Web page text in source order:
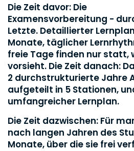
Die Zeit davor: Die
Examensvorbereitung -
Letzte. Detaillierter
Monate, täglicher
freie Tage finden nur statt,
vorsieht. Die Zeit danach:
2 durchstrukturierte Jahre
aufgeteilt in 5 Stationen,
umfangreicher Lernplan.
Die Zeit dazwischen: Für
nach langen Jahren des
Monate, über die sie frei